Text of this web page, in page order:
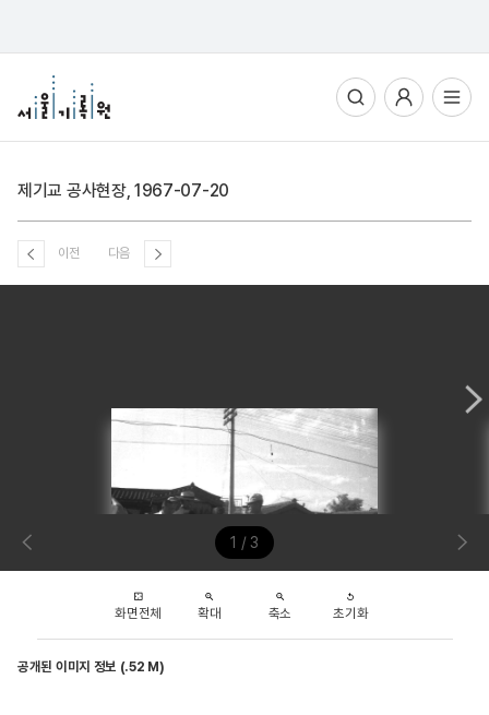
전체메뉴열기
제기교 공사현장, 1967-07-20
이전 다음
1 / 3
화면전체 확대 축소 초기화
공개된 이미지 정보 (.52 M)